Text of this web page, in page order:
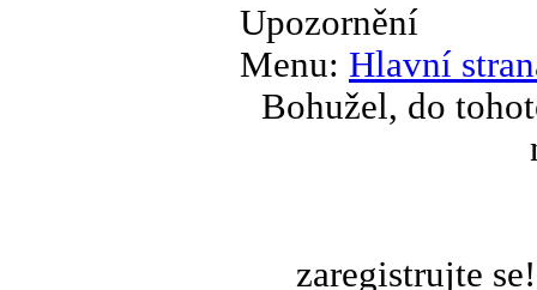
Upozornění
Menu: Hlavní
Bohužel, do
zaregistrujte